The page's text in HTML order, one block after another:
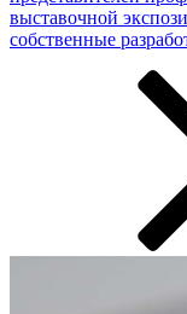
выставочной
собственные